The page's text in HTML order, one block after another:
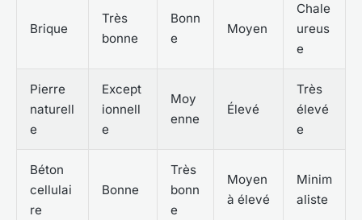
Brique
Très
bonne
Bonn
e
Moyen
Chale
ureus
e
Pierre
naturell
e
Except
ionnell
e
Moy
enne
Élevé
Très
élevé
e
Béton
cellulai
re
Bonne
Très
bonn
e
Moyen
à élevé
Minim
aliste